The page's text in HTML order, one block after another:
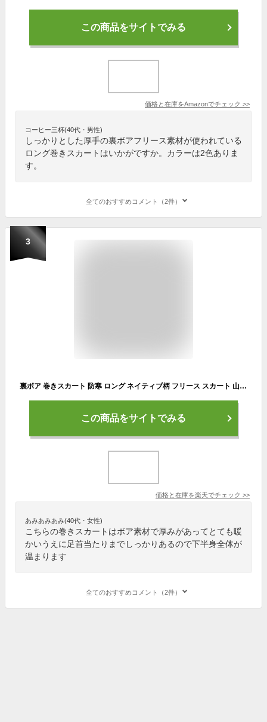
この商品をサイトでみる
価格と在庫をAmazonでチェック >>
コーヒー三杯(40代・男性)
しっかりとした厚手の裏ボアフリース素材が使われている
ロング巻きスカートはいかがですか。カラーは2色ありま
す。
全てのおすすめコメント（2件）
3
裏ボア 巻きスカート 防寒 ロング ネイティブ柄 フリース スカート 山ガール ロングスカート 山スカート 裏起毛 ボア ラップスカート 秋 冬 キャンプ かわいい 山ガールファッション ひざ掛け 肩掛け 腰巻き ブランケット
この商品をサイトでみる
価格と在庫を楽天でチェック >>
あみあみあみ(40代・女性)
こちらの巻きスカートはボア素材で厚みがあってとても暖
かいうえに足首当たりまでしっかりあるので下半身全体が
温まります
全てのおすすめコメント（2件）